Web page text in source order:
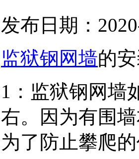
发布日期：
监狱钢网墙的
1：监狱钢网墙
右。因为有围
为了防止攀爬的